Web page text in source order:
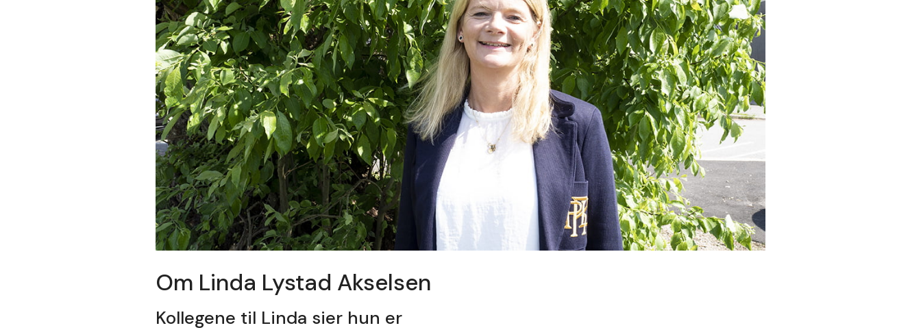
Om Linda Lystad Akselsen
Kollegene til Linda sier hun er